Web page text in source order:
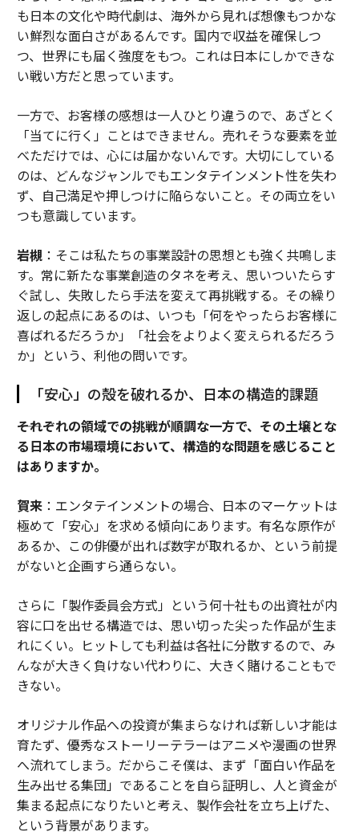
も日本の文化や時代劇は、海外から見れば想像もつかな
い鮮烈な面白さがあるんです。国内で収益を確保しつ
つ、世界にも届く強度をもつ。これは日本にしかできな
い戦い方だと思っています。
一方で、お客様の感想は一人ひとり違うので、あざとく
「当てに行く」ことはできません。売れそうな要素を並
べただけでは、心には届かないんです。大切にしている
のは、どんなジャンルでもエンタテインメント性を失わ
ず、自己満足や押しつけに陥らないこと。その両立をい
つも意識しています。
岩槻：そこは私たちの事業設計の思想とも強く共鳴しま
す。常に新たな事業創造のタネを考え、思いついたらす
ぐ試し、失敗したら手法を変えて再挑戦する。その繰り
返しの起点にあるのは、いつも「何をやったらお客様に
喜ばれるだろうか」「社会をよりよく変えられるだろう
か」という、利他の問いです。
「安心」の殻を破れるか、日本の構造的課題
――それぞれの領域での挑戦が順調な一方で、その土壌とな
る日本の市場環境において、構造的な問題を感じること
はありますか。
賀来：エンタテインメントの場合、日本のマーケットは
極めて「安心」を求める傾向にあります。有名な原作が
あるか、この俳優が出れば数字が取れるか、という前提
がないと企画すら通らない。
さらに「製作委員会方式」という何十社もの出資社が内
容に口を出せる構造では、思い切った尖った作品が生ま
れにくい。ヒットしても利益は各社に分散するので、み
んなが大きく負けない代わりに、大きく賭けることもで
きない。
オリジナル作品への投資が集まらなければ新しい才能は
育たず、優秀なストーリーテラーはアニメや漫画の世界
へ流れてしまう。だからこそ僕は、まず「面白い作品を
生み出せる集団」であることを自ら証明し、人と資金が
集まる起点になりたいと考え、製作会社を立ち上げた、
という背景があります。